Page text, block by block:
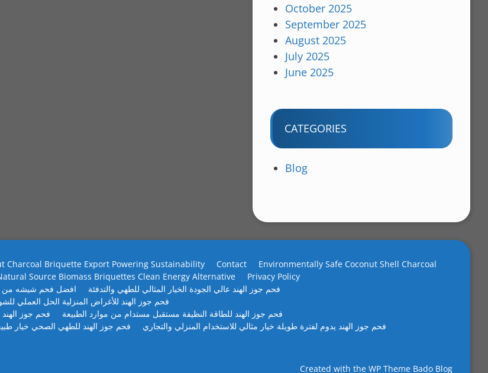
October 2025
September 2025
August 2025
July 2025
June 2025
CATEGORIES
Blog
Charcoal Briquette Export Powering Sustainability Contact
Environmentally Safe Coconut Shell Charcoal
Source Biomass Briquettes Clean Energy Alternative
Privacy Policy
افضل فحم شيشه من
فحم جوز الهند عالي الجودة الخيار المثالي للطهي والتدفئة
فحم جوز الهند للأغراض المنزلية الحل العملي
فحم جوز
فحم جوز الهند للطاقة النظيفة مستقبل مستدام من موارد الطبيعة
فحم جوز الهند للطهي الصحي خيار
فحم جوز الهند يدوم لفترة طويلة خيار مثالي للاستخدام المنزلي والتجاري
Created with the WP Theme Bado Blog